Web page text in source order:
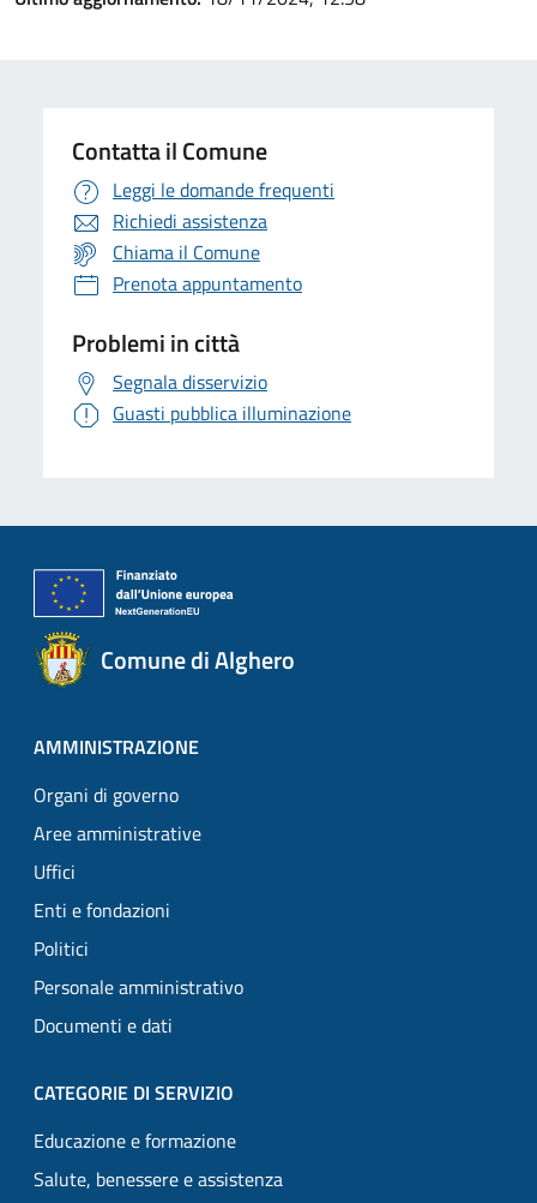
Contatta il Comune
Leggi le domande frequenti
Richiedi assistenza
Chiama il Comune
Prenota appuntamento
Problemi in città
Segnala disservizio
Guasti pubblica illuminazione
Comune di Alghero
AMMINISTRAZIONE
Organi di governo
Aree amministrative
Uffici
Enti e fondazioni
Politici
Personale amministrativo
Documenti e dati
CATEGORIE DI SERVIZIO
Educazione e formazione
Salute, benessere e assistenza